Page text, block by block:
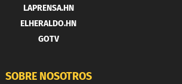
LAPRENSA.HN
ELHERALDO.HN
GOTV
SOBRE NOSOTROS